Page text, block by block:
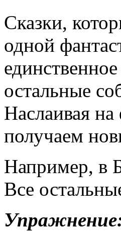
Сказки,
одной
остальные
Наслаивая
получаем
Например, в
Все